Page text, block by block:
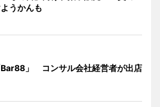
うかんも
」 コンサル会社経営者が出店